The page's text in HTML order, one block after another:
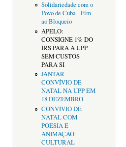
Solidariedade com o
Povo de Cuba - Fim
ao Bloqueio
APELO:
CONSIGNE 1% DO
IRS PARA A UPP
SEM CUSTOS
PARA SI
JANTAR
CONVÍVIO DE
NATAL NA UPP EM
18 DEZEMBRO
CONVÍVIO DE
NATAL COM
POESIA E
ANIMAÇÃO
CULTURAL